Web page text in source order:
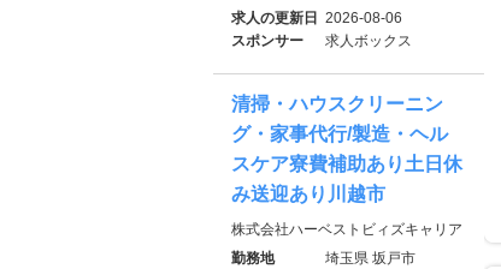
求人の更新日
2026-08-06
スポンサー
求人ボックス
清掃・ハウスクリーニン
グ・家事代行/製造・ヘル
スケア寮費補助あり土日休
み送迎あり川越市
株式会社ハーベストビィズキャリア
勤務地
埼玉県 坂戸市